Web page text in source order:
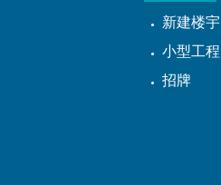
新建楼宇
小型工程
招牌